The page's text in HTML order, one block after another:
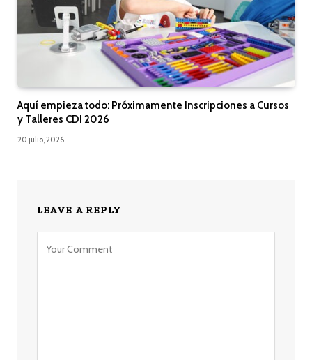
Aquí empieza todo: Próximamente Inscripciones a Cursos
y Talleres CDI 2026
20 julio, 2026
LEAVE A REPLY